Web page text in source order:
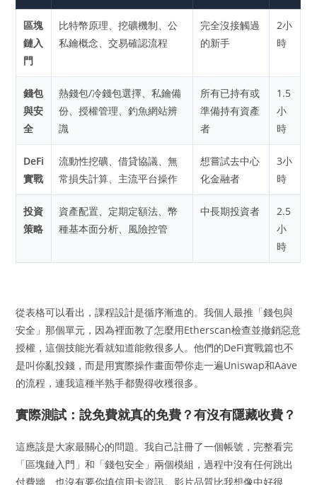
區塊
鏈入
門
比特幣原理、挖礦機制、公
私鑰概念、交易確認流程
完全沒接觸過
的新手
2小
時
錢包
與安
全
熱錢包/冷錢包選擇、私鑰備
份、授權管理、釣魚網站辨
識
所有已持有或
準備持有資產
者
1.5
小
時
DeFi
實戰
流動性挖礦、借貸協議、無
常損失計算、主流平台操作
想嘗試去中心
化金融者
3小
時
投資
策略
資產配置、定期定額法、幣
種基本面分析、風險控管
中長期投資者
2.5
小
時
從表格可以看出，課程設計是循序漸進的。我個人最推「錢包與
安全」那個單元，因為裡面教了怎麼用Etherscan檢查並撤銷惡意
授權，這個技能光看就知道能救很多人。他們的DeFi實戰篇也不
是叫你亂投錢，而是用實際操作畫面帶你走一遍Uniswap和Aave
的流程，連我這種半熟手都覺得收穫很多。
實際測試：說免費就真的免費？有沒有隱藏收費？
這應該是大家最關心的問題。我自己註冊了一個帳號，完整看完
「區塊鏈入門」和「錢包安全」兩個模組，過程中沒有任何跳出
付費牆、也沒有要你填信用卡資訊。影片品質比我想像中好很